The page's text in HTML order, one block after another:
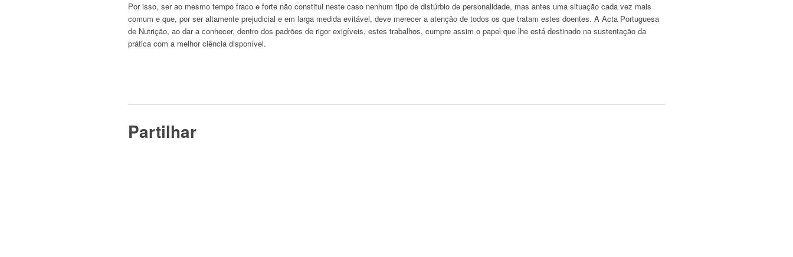
Por isso, ser ao mesmo tempo fraco e forte não constitui neste caso nenhum tipo de distúrbio de personalidade, mas antes uma situação cada vez mais
comum e que, por ser altamente prejudicial e em larga medida evitável, deve merecer a atenção de todos os que tratam estes doentes. A Acta Portuguesa
de Nutrição, ao dar a conhecer, dentro dos padrões de rigor exigíveis, estes trabalhos, cumpre assim o papel que lhe está destinado na sustentação da
prática com a melhor ciência disponível.
Partilhar